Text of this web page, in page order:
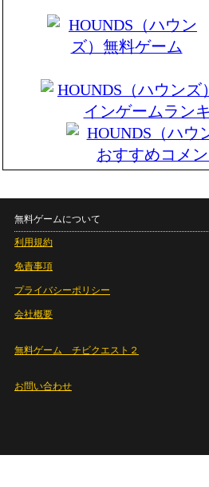
無料ゲームについて
利用規約
免責事項
プライバシーポリシー
会社概要
無料ゲーム チビクエスト２
お問い合わせ